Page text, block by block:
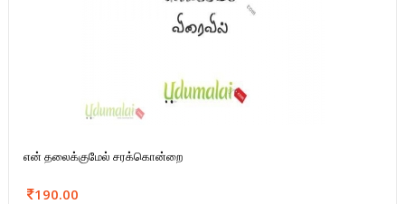
என் தலைக்குமேல் சரக்கொன்றை
190.00